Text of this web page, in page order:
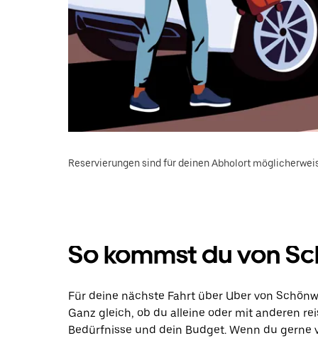
Reservierungen sind für deinen Abholort
So kommst du von
Für deine nächste Fahrt über Uber von
Ganz gleich, ob du alleine oder mit anderen
Bedürfnisse und dein Budget. Wenn du